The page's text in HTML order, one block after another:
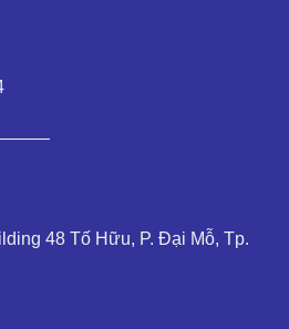
48 Tố Hữu, P. Đại Mỗ, Tp.